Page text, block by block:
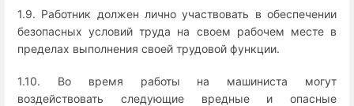
1.9. Работник должен лично участвовать в обеспечении
безопасных условий труда на своем рабочем месте в
пределах выполнения своей трудовой функции.
1.10. Во время работы на машиниста могут
воздействовать следующие вредные и опасные